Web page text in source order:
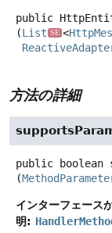
public
(List SE <
方法の詳細
public boolean
(
インターフェース
明: